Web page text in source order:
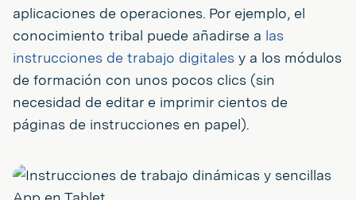
aplicaciones de operaciones. Por ejemplo, el
conocimiento tribal puede añadirse a las
instrucciones de trabajo digitales y a los módulos
de formación con unos pocos clics (sin
necesidad de editar e imprimir cientos de
páginas de instrucciones en papel).